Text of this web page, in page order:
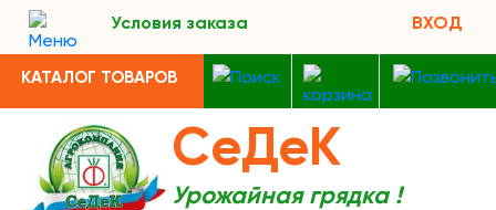
Условия заказа ВХОД
КАТАЛОГ ТОВАРОВ
СеДеК
Урожайная грядка !